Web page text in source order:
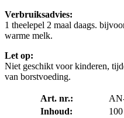
Verbruiksadvies:
1 theelepel 2 maal daags.
warme melk.
Let op:
Niet geschikt voor kinderen,
van borstvoeding.
Art. nr.:
Inhoud: